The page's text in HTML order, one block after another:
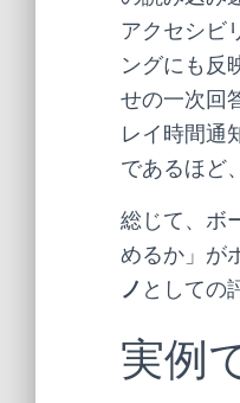
アクセシビ
ングにも反
せの一次回
レイ時間通
であるほど
総じて、ボ
めるか」が
ノ としての
実例